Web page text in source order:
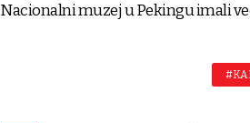
Nacionalni muzej u Pekingu imali